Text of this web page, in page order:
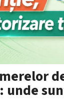
unde